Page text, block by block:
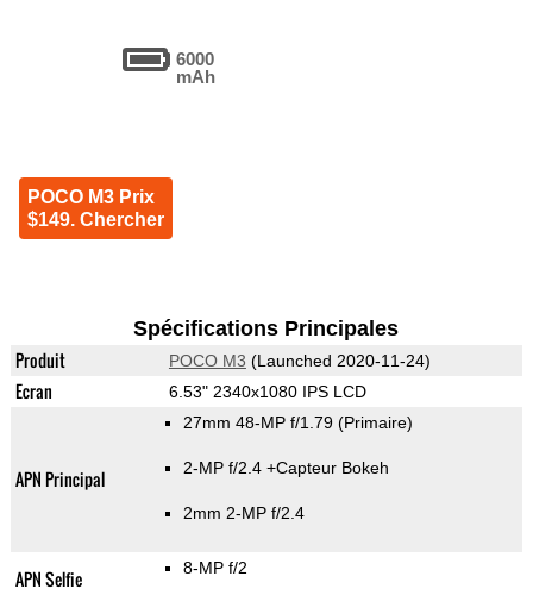
6000
mAh
POCO M3 Prix
$149. Chercher
Spécifications Principales
Produit POCO M3 (Launched 2020-11-24)
Ecran 6.53" 2340x1080 IPS LCD
APN Principal
27mm 48-MP f/1.79 (Primaire)
2-MP f/2.4 +Capteur Bokeh
2mm 2-MP f/2.4
APN Selfie 8-MP f/2